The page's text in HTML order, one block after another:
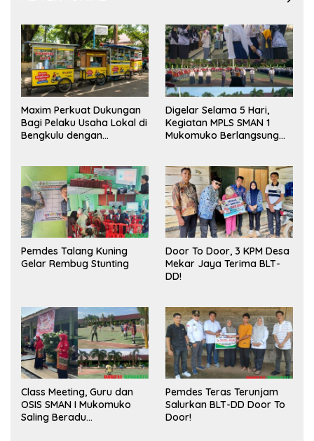
Maxim Perkuat Dukungan
Bagi Pelaku Usaha Lokal di
Bengkulu dengan
Pasar
Digelar Selama 5 Hari,
Kegiatan MPLS SMAN 1
Mukomuko Berlangsung
Pemdes Talang Kuning
Gelar Rembug Stunting
Door To Door, 3 KPM Desa
Mekar Jaya Terima BLT-
DD!
Class Meeting, Guru dan
OSIS SMAN I Mukomuko
Saling Beradu
Pemdes Teras Terunjam
Salurkan BLT-DD Door To
Door!